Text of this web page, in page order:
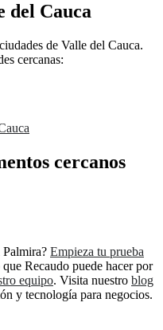
del Cauca
de Valle del Cauca.
cercanas:
cercanos
Empieza tu prueba
Recaudo puede hacer por
equipo. Visita nuestro blog
y tecnología para negocios.